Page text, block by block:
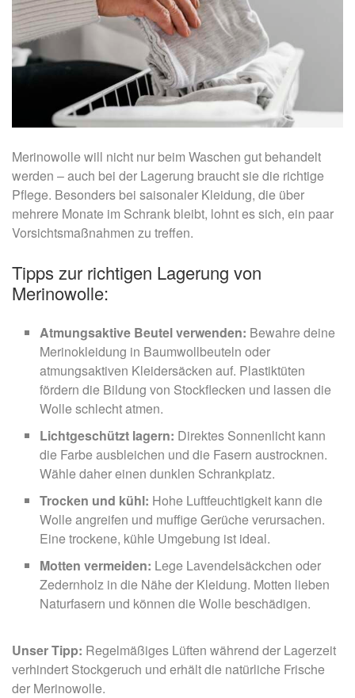
Merinowolle will nicht nur beim Waschen gut behandelt
werden – auch bei der Lagerung braucht sie die richtige
Pflege. Besonders bei saisonaler Kleidung, die über
mehrere Monate im Schrank bleibt, lohnt es sich, ein paar
Vorsichtsmaßnahmen zu treffen.
Tipps zur richtigen Lagerung von
Merinowolle:
Atmungsaktive Beutel verwenden: Bewahre deine
Merinokleidung in Baumwollbeuteln oder
atmungsaktiven Kleidersäcken auf. Plastiktüten
fördern die Bildung von Stockflecken und lassen die
Wolle schlecht atmen.
Lichtgeschützt lagern: Direktes Sonnenlicht kann
die Farbe ausbleichen und die Fasern austrocknen.
Wähle daher einen dunklen Schrankplatz.
Trocken und kühl: Hohe Luftfeuchtigkeit kann die
Wolle angreifen und muffige Gerüche verursachen.
Eine trockene, kühle Umgebung ist ideal.
Motten vermeiden: Lege Lavendelsäckchen oder
Zedernholz in die Nähe der Kleidung. Motten lieben
Naturfasern und können die Wolle beschädigen.
Unser Tipp: Regelmäßiges Lüften während der Lagerzeit
verhindert Stockgeruch und erhält die natürliche Frische
der Merinowolle.